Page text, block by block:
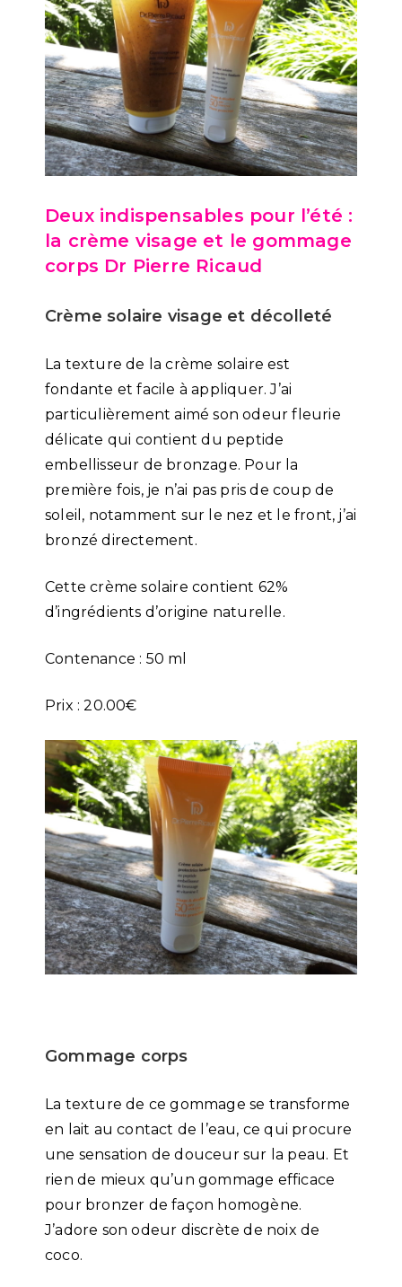
Deux indispensables pour l’été :
la crème visage et le gommage
corps Dr Pierre Ricaud
Crème solaire visage et décolleté
La texture de la crème solaire est
fondante et facile à appliquer. J’ai
particulièrement aimé son odeur fleurie
délicate qui contient du peptide
embellisseur de bronzage. Pour la
première fois, je n’ai pas pris de coup de
soleil, notamment sur le nez et le front, j’ai
bronzé directement.
Cette crème solaire contient 62%
d’ingrédients d’origine naturelle.
Contenance : 50 ml
Prix : 20.00€
Gommage corps
La texture de ce gommage se transforme
en lait au contact de l’eau, ce qui procure
une sensation de douceur sur la peau. Et
rien de mieux qu’un gommage efficace
pour bronzer de façon homogène.
J’adore son odeur discrète de noix de
coco.